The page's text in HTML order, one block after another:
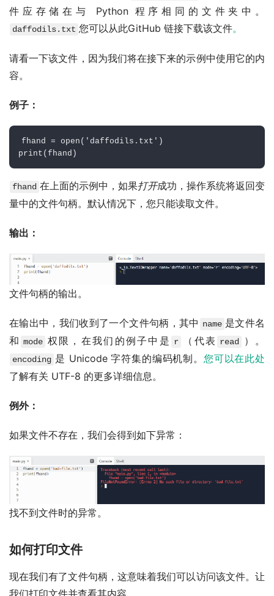
件应存储在与 Python 程序相同的文件夹中。
daffodils.txt 您可以从此GitHub 链接下载该文件。
请看一下该文件，因为我们将在接下来的示例中使用它的内
容。
例子：
fhand = open ( 'daffodils.txt' )
print ( fhand )
fhand 在上面的示例中，如果打开成功，操作系统将返回变
量中的文件句柄。默认情况下，您只能读取文件。
输出：
文件句柄的输出。
在输出中，我们收到了一个文件句柄，其中 name 是文件名
和 mode 权限，在我们的例子中是 r （代表 read ）。
encoding 是 Unicode 字符集的编码机制。 您可以在此处
了解有关 UTF-8 的更多详细信息。
例外：
如果文件不存在，我们会得到如下异常：
找不到文件时的异常。
如何打印文件
现在我们有了文件句柄，这意味着我们可以访问该文件。让